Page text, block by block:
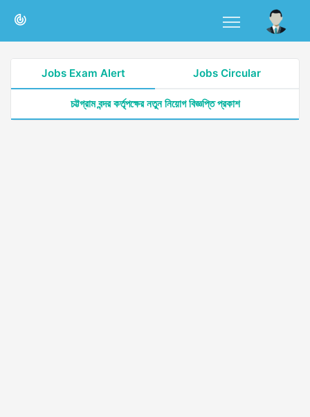
Jobs Exam Alert Jobs Circular
চট্টগ্রাম বন্দর কর্তৃপক্ষের নতুন নিয়োগ বিজ্ঞপ্তি প্রকাশ